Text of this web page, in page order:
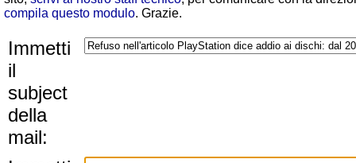
compila questo modulo. Grazie.
Immetti
il
subject
della
mail: